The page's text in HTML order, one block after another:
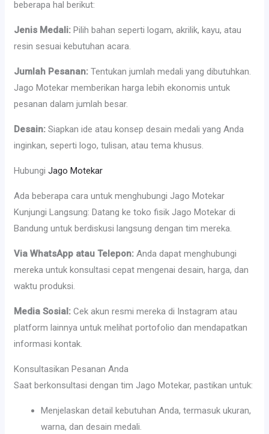
beberapa hal berikut:
Jenis Medali: Pilih bahan seperti logam, akrilik, kayu, atau
resin sesuai kebutuhan acara.
Jumlah Pesanan:Tentukan jumlah medali yang dibutuhkan.
Jago Motekar memberikan harga lebih ekonomis untuk
pesanan dalam jumlah besar.
Desain:Siapkan ide atau konsep desain medali yang Anda
inginkan, seperti logo, tulisan, atau tema khusus.
HubungiJago Motekar
Ada beberapa cara untuk menghubungi Jago Motekar
Kunjungi Langsung: Datang ke toko fisik Jago Motekar di
Bandung untuk berdiskusi langsung dengan tim mereka.
Via WhatsApp atau Telepon: Anda dapat menghubungi
mereka untuk konsultasi cepat mengenai desain, harga, dan
waktu produksi.
Media Sosial: Cek akun resmi mereka di Instagram atau
platform lainnya untuk melihat portofolio dan mendapatkan
informasi kontak.
Konsultasikan Pesanan Anda
Saat berkonsultasi dengan tim Jago Motekar, pastikan untuk:
Menjelaskan detail kebutuhan Anda, termasuk ukuran,
warna, dan desain medali.